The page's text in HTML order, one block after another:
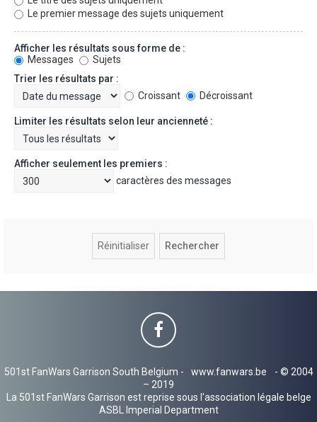
Le premier message des sujets uniquement
Afficher les résultats sous forme de :
Messages
Sujets
Trier les résultats par :
Croissant
Décroissant
Limiter les résultats selon leur ancienneté :
Afficher seulement les premiers :
caractères des messages
501st FanWars Garrison South Belgium - www.fanwars.be
- © 2004
– 2019
La 501st FanWars Garrison est reprise sous l'association légale belge
ASBL Imperial Department